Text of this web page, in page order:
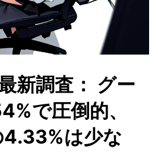
新調査： グー
で圧倒的、
は少な